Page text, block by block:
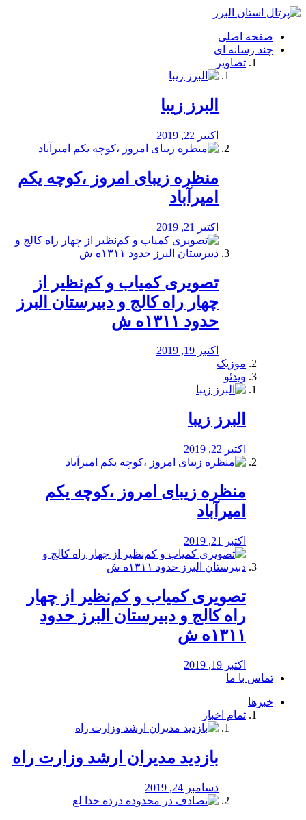
فصد
شرق
تهران
خشکشویی
صفحه اصلی
چند رسانه ای
تصاویر
البرز زیبا
اکتبر 22, 2019
منظره‌‌ زیبای امروز ،کوچه یکم
امیرآباد
اکتبر 21, 2019
️تصویری کمیاب و کم‌نظیر از
چهار راه كالج و دبيرستان البرز
حدود ۱۳۱۱ه ش
اکتبر 19, 2019
موزیک
ویدئو
البرز زیبا
اکتبر 22, 2019
منظره‌‌ زیبای امروز ،کوچه یکم
امیرآباد
اکتبر 21, 2019
️تصویری کمیاب و کم‌نظیر از چهار
راه كالج و دبيرستان البرز حدود
۱۳۱۱ه ش
اکتبر 19, 2019
تماس با ما
خبرها
تمام اخبار
بازدید مدیران ارشد وزارت راه
دسامبر 24, 2019